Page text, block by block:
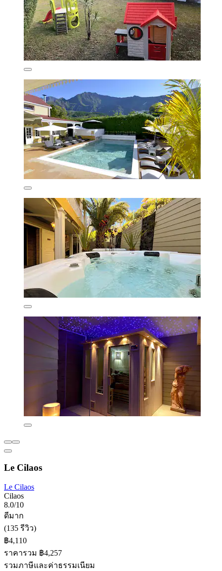
Le Cilaos
Le Cilaos
Cilaos
8.0/10
ดีมาก
(135 รีวิว)
฿4,110
ราคารวม ฿4,257
รวมภาษีและค่าธรรมเนียม